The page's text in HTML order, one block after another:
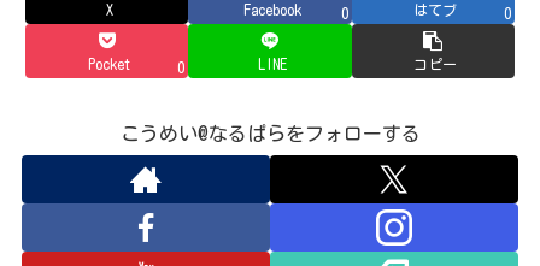
X Facebook 0 はてブ 0
Pocket 0 LINE コピー
こうめい@なるぱらをフォローする